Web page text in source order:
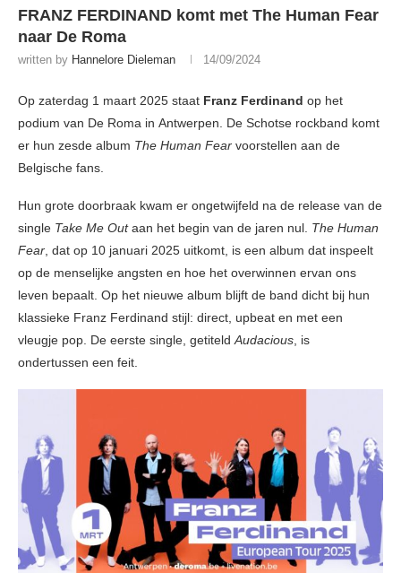
FRANZ FERDINAND komt met The Human Fear
naar De Roma
written by Hannelore Dieleman 14/09/2024
Op zaterdag 1 maart 2025 staat Franz Ferdinand op het
podium van De Roma in Antwerpen. De Schotse rockband komt
er hun zesde album The Human Fear voorstellen aan de
Belgische fans.
Hun grote doorbraak kwam er ongetwijfeld na de release van de
single Take Me Outaan het begin van de jaren nul. The Human
Fear, dat op 10 januari 2025 uitkomt, is een album dat inspeelt
op de menselijke angsten en hoe het overwinnen ervan ons
leven bepaalt. Op het nieuwe album blijft de band dicht bij hun
klassieke Franz Ferdinand stijl: direct, upbeat en met een
vleugje pop. De eerste single, getiteldAudacious, is
ondertussen een feit.